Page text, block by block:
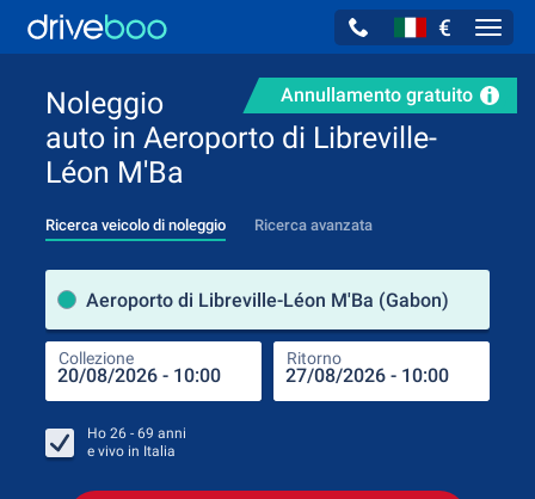
€
Annullamento gratuito
Noleggio
auto in Aeroporto di Libreville-
Léon M'Ba
Ricerca veicolo di noleggio Ricerca avanzata
Aeroporto di Libreville-Léon M'Ba (Gabon)
Collezione Ritorno
Ho 26 - 69 anni
e vivo in Italia